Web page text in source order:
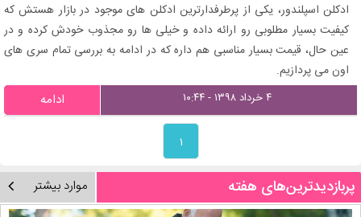
ادکلن اسپلندور، یکی از پرطرفدارترین ادکلن های موجود در بازار هستش که
کیفیت بسیار مطلوبی رو ارائه داده و خیلی ها رو مجذوب خودش کرده و در
عین حال، قیمت بسیار مناسبی هم داره که در ادامه به بررسی تمام سری های
اون می پردازیم.
۴ خرداد ۱۳۹۸ - ۱۰:۴۴ ادامه
۱
پربازدیدترین‌های هفته موارد بیشتر